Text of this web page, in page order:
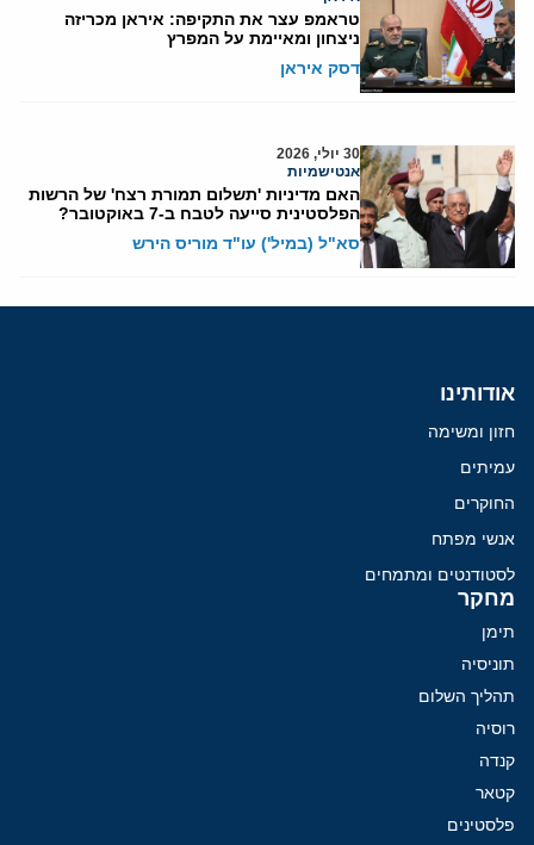
טראמפ עצר את התקיפה: איראן מכריזה
ניצחון ומאיימת על המפרץ
דסק איראן
30 יולי, 2026
אנטישמיות
האם מדיניות 'תשלום תמורת רצח' של הרשות
הפלסטינית סייעה לטבח ב-7 באוקטובר?
סא"ל (במיל') עו"ד מוריס הירש
אודותינו
חזון ומשימה
עמיתים
החוקרים
אנשי מפתח
לסטודנטים ומתמחים
מחקר
תימן
תוניסיה
תהליך השלום
רוסיה
קנדה
קטאר
פלסטינים